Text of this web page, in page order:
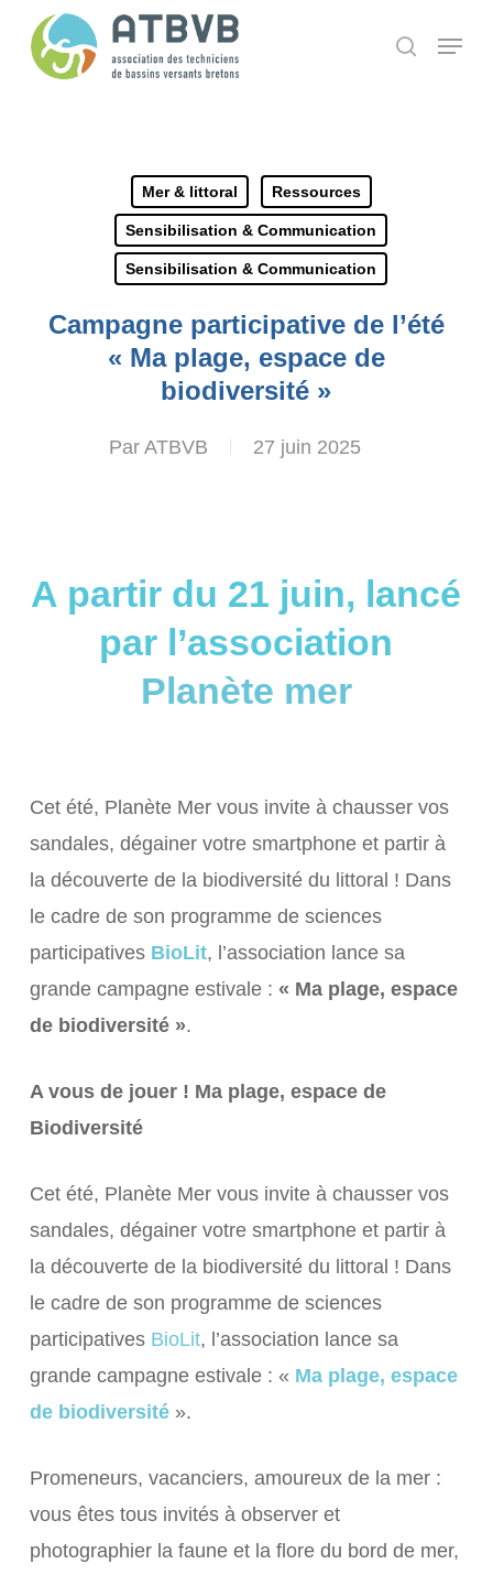
search
Menu
Mer & littoral Ressources
Sensibilisation & Communication
Sensibilisation & Communication
Campagne participative de l’été
« Ma plage, espace de
biodiversité »
Par ATBVB 27 juin 2025
A partir du 21 juin, lancé
par l’association
Planète mer
Cet été, Planète Mer vous invite à chausser vos
sandales, dégainer votre smartphone et partir à
la découverte de la biodiversité du littoral ! Dans
le cadre de son programme de sciences
participatives BioLit, l’association lance sa
grande campagne estivale : « Ma plage, espace
de biodiversité ».
A vous de jouer ! Ma plage, espace de
Biodiversité
Cet été, Planète Mer vous invite à chausser vos
sandales, dégainer votre smartphone et partir à
la découverte de la biodiversité du littoral ! Dans
le cadre de son programme de sciences
participatives BioLit, l’association lance sa
grande campagne estivale : « Ma plage, espace
de biodiversité ».
Promeneurs, vacanciers, amoureux de la mer :
vous êtes tous invités à observer et
photographier la faune et la flore du bord de mer,
Panneau de gestion des cookies